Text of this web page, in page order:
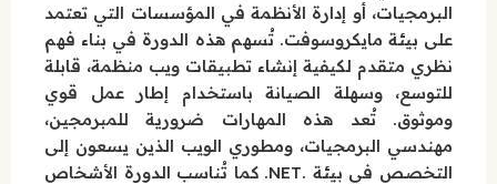
البرمجيات، أو إدارة الأنظمة في المؤسسات التي تعتمد
على بيئة مايكروسوفت. تُسهم هذه الدورة في بناء فهم
نظري متقدم لكيفية إنشاء تطبيقات ويب منظمة، قابلة
للتوسع، وسهلة الصيانة باستخدام إطار عمل قوي
وموثوق. تُعد هذه المهارات ضرورية للمبرمجين،
مهندسي البرمجيات، ومطوري الويب الذين يسعون إلى
التخصص في بيئة .NET. كما تُناسب الدورة الأشخاص